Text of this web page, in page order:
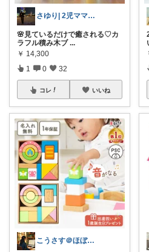
さゆり| 2児ママお買い物メモ🧸
🌸見ているだけで癒される♡カ
ラフル積み木ブ ...
￥ 14,300
1 0 32
コレ いいね
こうさす＠ほぼ毎日更新